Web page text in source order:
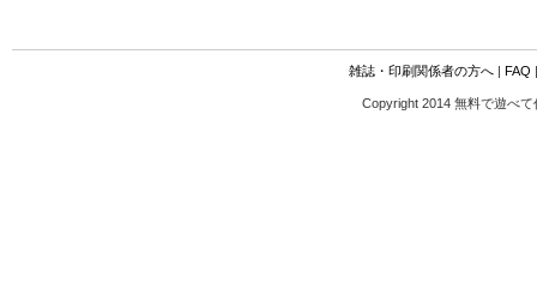
雑誌・印刷関係者の方へ| FAQ
Copyright 2014 無料で遊べ